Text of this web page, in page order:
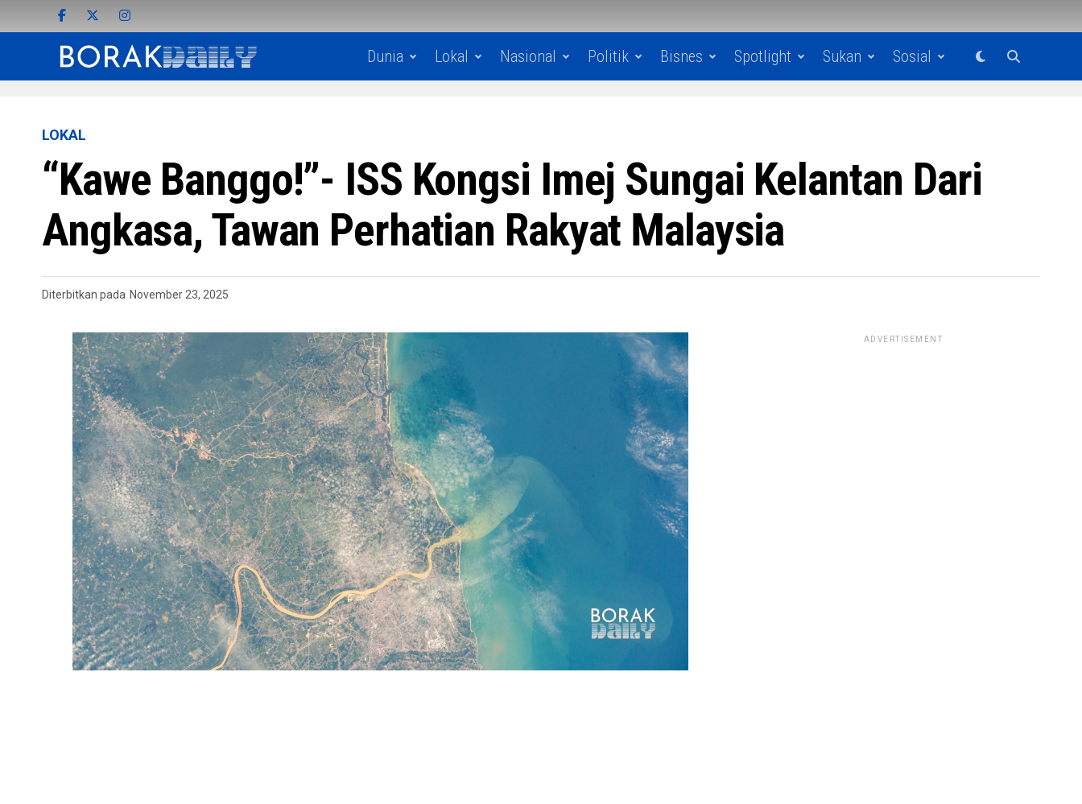
Dunia Lokal Nasional Politik Bisnes Spotlight Sukan Sosial
LOKAL
“Kawe Banggo!”- ISS Kongsi Imej Sungai Kelantan Dari
Angkasa, Tawan Perhatian Rakyat Malaysia
Diterbitkan pada November 23, 2025
ADVERTISEMENT